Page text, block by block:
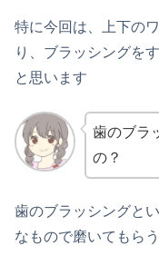
特に今回は、上下の
り、ブラッシングを
と思います
歯のブラ
の？
歯のブラッシングと
なもので磨いてもら